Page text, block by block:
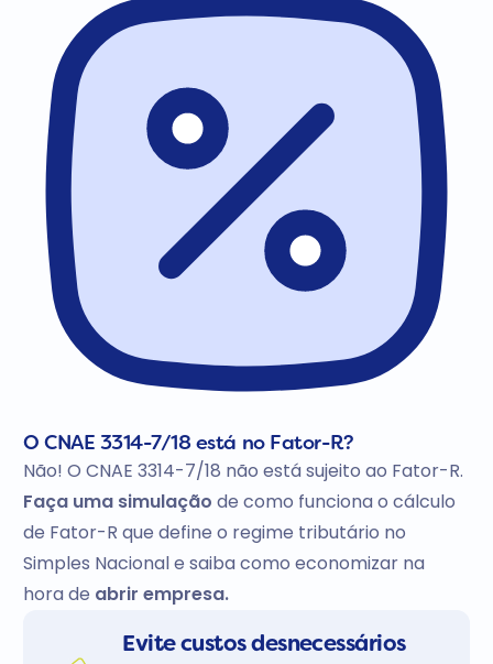
O CNAE 3314-7/18 está no Fator-R?
Não! O CNAE 3314-7/18 não está sujeito ao Fator-R.
Faça uma simulação de como funciona o cálculo
de Fator-R que define o regime tributário no
Simples Nacional e saiba como economizar na
hora de abrir empresa.
Evite custos desnecessários